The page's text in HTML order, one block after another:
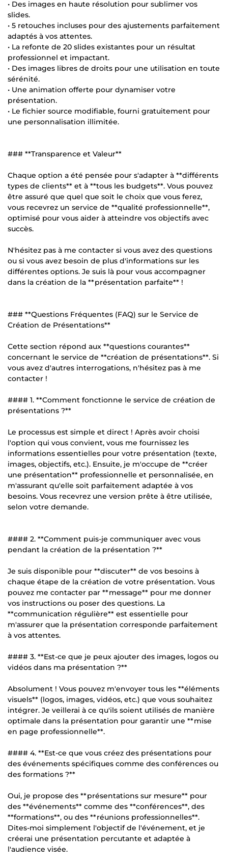
• Des images en haute résolution pour sublimer vos
slides.
• 5 retouches incluses pour des ajustements parfaitement
adaptés à vos attentes.
• La refonte de 20 slides existantes pour un résultat
professionnel et impactant.
• Des images libres de droits pour une utilisation en toute
sérénité.
• Une animation offerte pour dynamiser votre
présentation.
• Le fichier source modifiable, fourni gratuitement pour
une personnalisation illimitée.
### **Transparence et Valeur**
Chaque option a été pensée pour s'adapter à **différents
types de clients** et à **tous les budgets**. Vous pouvez
être assuré que quel que soit le choix que vous ferez,
vous recevrez un service de **qualité professionnelle**,
optimisé pour vous aider à atteindre vos objectifs avec
succès.
N'hésitez pas à me contacter si vous avez des questions
ou si vous avez besoin de plus d'informations sur les
différentes options. Je suis là pour vous accompagner
dans la création de la **présentation parfaite** !
### **Questions Fréquentes (FAQ) sur le Service de
Création de Présentations**
Cette section répond aux **questions courantes**
concernant le service de **création de présentations**. Si
vous avez d'autres interrogations, n'hésitez pas à me
contacter !
#### 1. **Comment fonctionne le service de création de
présentations ?**
Le processus est simple et direct ! Après avoir choisi
l'option qui vous convient, vous me fournissez les
informations essentielles pour votre présentation (texte,
images, objectifs, etc.). Ensuite, je m'occupe de **créer
une présentation** professionnelle et personnalisée, en
m'assurant qu'elle soit parfaitement adaptée à vos
besoins. Vous recevrez une version prête à être utilisée,
selon votre demande.
#### 2. **Comment puis-je communiquer avec vous
pendant la création de la présentation ?**
Je suis disponible pour **discuter** de vos besoins à
chaque étape de la création de votre présentation. Vous
pouvez me contacter par **message** pour me donner
vos instructions ou poser des questions. La
**communication régulière** est essentielle pour
m'assurer que la présentation corresponde parfaitement
à vos attentes.
#### 3. **Est-ce que je peux ajouter des images, logos ou
vidéos dans ma présentation ?**
Absolument ! Vous pouvez m'envoyer tous les **éléments
visuels** (logos, images, vidéos, etc.) que vous souhaitez
intégrer. Je veillerai à ce qu'ils soient utilisés de manière
optimale dans la présentation pour garantir une **mise
en page professionnelle**.
#### 4. **Est-ce que vous créez des présentations pour
des événements spécifiques comme des conférences ou
des formations ?**
Oui, je propose des **présentations sur mesure** pour
des **événements** comme des **conférences**, des
**formations**, ou des **réunions professionnelles**.
Dites-moi simplement l'objectif de l'événement, et je
créerai une présentation percutante et adaptée à
l'audience visée.